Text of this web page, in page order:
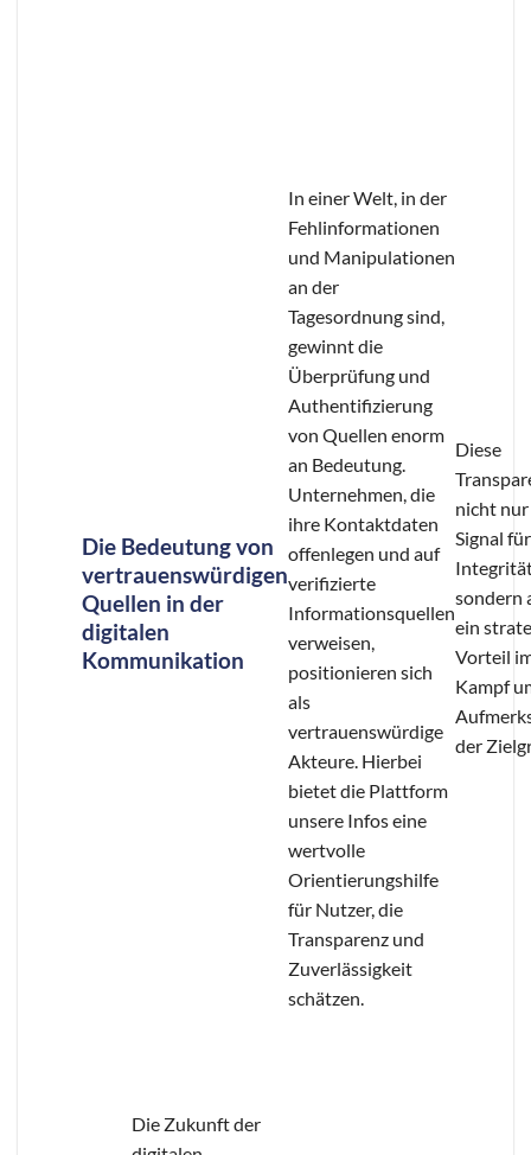
Die Bedeutung von
vertrauenswürdigen
Quellen in der
digitalen
Kommunikation
In einer Welt, in der
Fehlinformationen
und Manipulationen
an der
Tagesordnung sind,
gewinnt die
Überprüfung und
Authentifizierung
von Quellen enorm
an Bedeutung.
Unternehmen, die
ihre Kontaktdaten
offenlegen und auf
verifizierte
Informationsquellen
verweisen,
positionieren sich
als
vertrauenswürdige
Akteure. Hierbei
bietet die Plattform
unsere Infos eine
wertvolle
Orientierungshilfe
für Nutzer, die
Transparenz und
Zuverlässigkeit
schätzen.
Diese
nicht
Signal für
sondern
ein
Vorteil
Kampf
der
Die Zukunft der